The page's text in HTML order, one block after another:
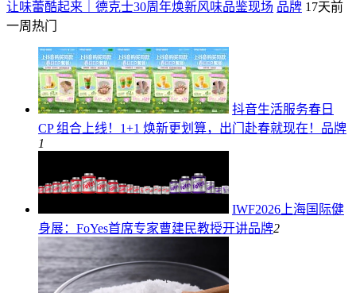
让味蕾酷起来｜德克士30周年焕新风味品鉴现场 品牌 17天前
一周热门
抖音生活服务春日
CP 组合上线！1+1 焕新更划算，出门赴春就现在！ 品牌
1
IWF2026上海国际健
身展：FoYes首席专家曹建民教授开讲品牌2